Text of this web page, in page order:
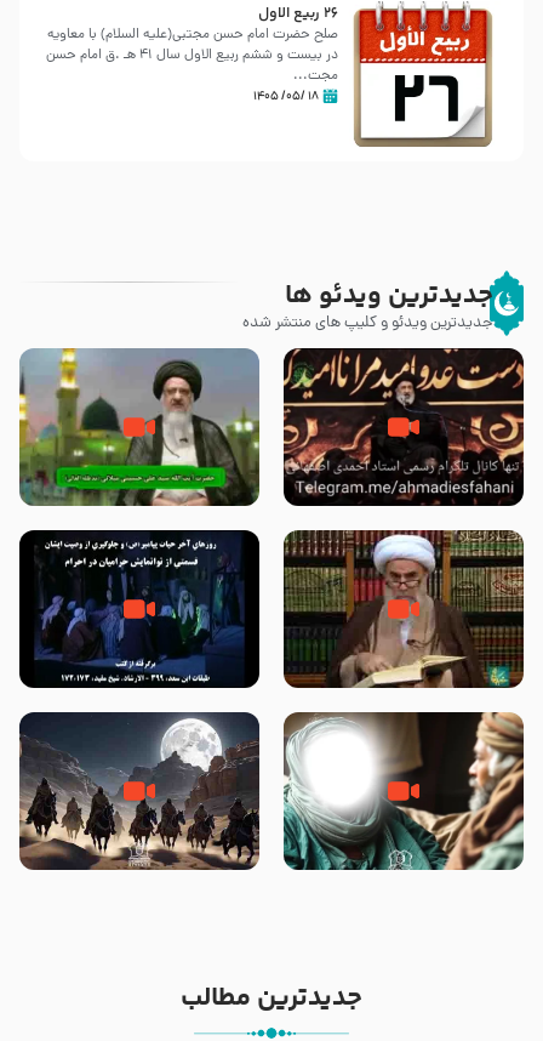
26 ربيع الاول
صلح حضرت امام حسن مجتبی(علیه السلام) با معاویه
در بیست و ششم ربیع الاول سال 41 هـ .ق امام حسن
مجت...
۱۸ /۰۵/ ۱۴۰۵
جدیدترین ویدئو ها
جدیدترین ویدئو و کلیپ های منتشر شده
خیانت و جفا به پیامبر با بکار بردن
کلمه رحلت بجای شهادت – حجت
آیا پیامبر اکرم صلی الله علیه وآله
بدون وصیت از دنیا رفته ‌اند؟ – آیت
صحیح بخاری و قتل رسول‌ خدا
{صلی ‌الله علیه‌ وآله} – آیت الله
روزهای آخر حیات پیامبر اکرم صلی
الله علیه و آله – قسمتی از
وصیتی که نوشته نشد (حدیث
قرطاس)
‌‌‌‌‌‌‌داستان ترور نافرجام رسول خدا
صلی الله علیه و آله – شهادت
جدیدترین مطالب